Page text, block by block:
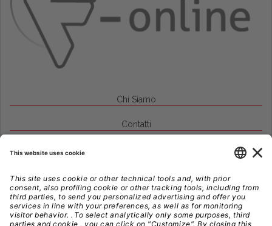
Chi Siamo
Contatti
Note Legali
Privacy
Gestione Cookie